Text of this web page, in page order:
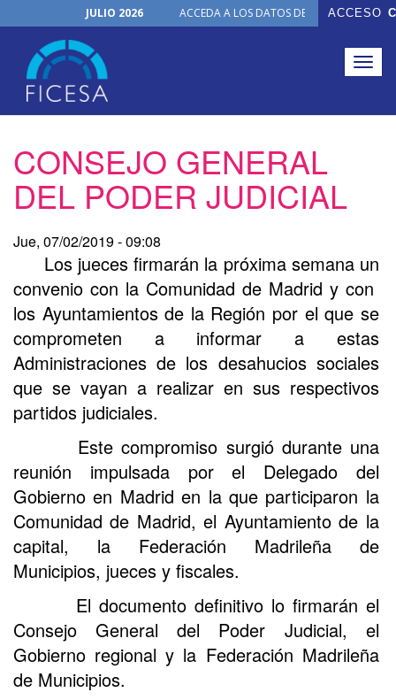
contenido
principal
JULIO 2026
30 de junio de 2026
Junio, 2026
Noticias
ACCEDA A LOS DATOS DE TODOS LOS
ACCESO
CONSEJO GENERAL
DEL PODER JUDICIAL
Jue, 07/02/2019 - 09:08
Los jueces firmarán la próxima semana un
convenio con la Comunidad de Madrid y con
los Ayuntamientos de la Región por el que se
comprometen a informar a estas
Administraciones de los desahucios sociales
que se vayan a realizar en sus respectivos
partidos judiciales.
Este compromiso surgió durante una
reunión impulsada por el Delegado del
Gobierno en Madrid en la que participaron la
Comunidad de Madrid, el Ayuntamiento de la
capital, la Federación Madrileña de
Municipios, jueces y fiscales.
El documento definitivo lo firmarán el
Consejo General del Poder Judicial, el
Gobierno regional y la Federación Madrileña
de Municipios.